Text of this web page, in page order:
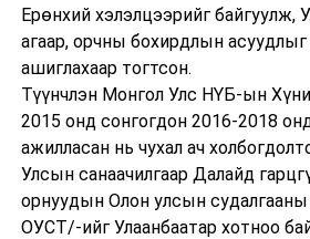
Ерөнхий хэлэлцээрийг байгуулж,
агаар, орчны бохирдлын
ашиглахаар тогтсон.
Түүнчлэн Монгол Улс НҮБ-ын
2015 онд сонгогдон 2016-2018
ажилласан нь чухал ач
Улсын санаачилгаар Далайд
орнуудын Олон улсын
ОУСТ/-ийг Улаанбаатар хотноо